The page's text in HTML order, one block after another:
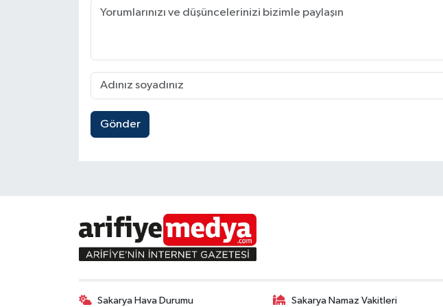
Gönder
Sakarya Hava Durumu Sakarya Namaz Vakitleri